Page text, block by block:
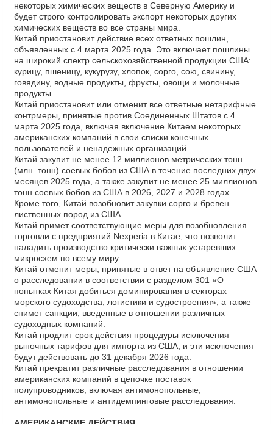
некоторых химических веществ в Северную Америку и
будет строго контролировать экспорт некоторых других
химических веществ во все страны мира.
Китай приостановит действие всех ответных пошлин,
объявленных с 4 марта 2025 года. Это включает пошлины
на широкий спектр сельскохозяйственной продукции США:
курицу, пшеницу, кукурузу, хлопок, сорго, сою, свинину,
говядину, водные продукты, фрукты, овощи и молочные
продукты.
Китай приостановит или отменит все ответные нетарифные
контрмеры, принятые против Соединенных Штатов с 4
марта 2025 года, включая включение Китаем некоторых
американских компаний в свои списки конечных
пользователей и ненадежных организаций.
Китай закупит не менее 12 миллионов метрических тонн
(млн. тонн) соевых бобов из США в течение последних двух
месяцев 2025 года, а также закупит не менее 25 миллионов
тонн соевых бобов из США в 2026, 2027 и 2028 годах.
Кроме того, Китай возобновит закупки сорго и бревен
лиственных пород из США.
Китай примет соответствующие меры для возобновления
торговли с предприятий Nexperia в Китае, что позволит
наладить производство критически важных устаревших
микросхем по всему миру.
Китай отменит меры, принятые в ответ на объявление США
о расследовании в соответствии с разделом 301 «О
попытках Китая добиться доминирования в секторах
морского судоходства, логистики и судостроения», а также
снимет санкции, введенные в отношении различных
судоходных компаний.
Китай продлит срок действия процедуры исключения
рыночных тарифов для импорта из США, и эти исключения
будут действовать до 31 декабря 2026 года.
Китай прекратит различные расследования в отношении
американских компаний в цепочке поставок
полупроводников, включая антимонопольные,
антимонопольные и антидемпинговые расследования.